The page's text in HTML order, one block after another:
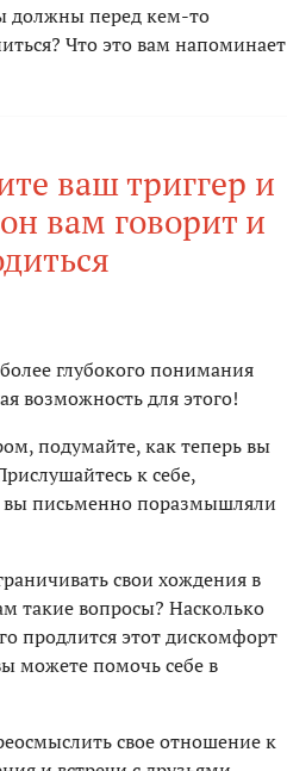
должны перед кем-то
Что это вам напоминает
ваш триггер и
вам говорит и
глубокого понимания
возможность для этого!
подумайте, как теперь вы
к себе,
вы письменно поразмышляли
свои хождения в
такие вопросы? Насколько
продлится этот дискомфорт
можете помочь себе в
свое отношение к